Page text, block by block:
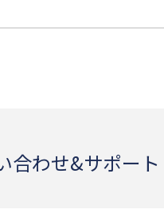
合わせ&サポート